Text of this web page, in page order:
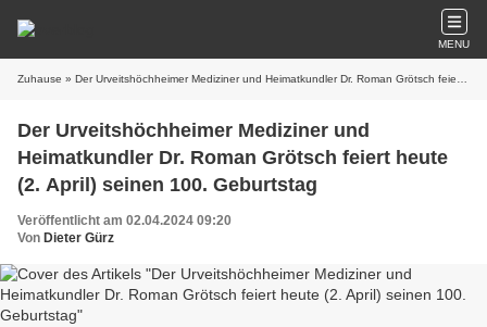
MENU
Zuhause » Der Urveitshöchheimer Mediziner und Heimatkundler Dr. Roman Grötsch feiert heute (2. April) seinen 100. Geburtstag
Der Urveitshöchheimer Mediziner und
Heimatkundler Dr. Roman Grötsch feiert heute
(2. April) seinen 100. Geburtstag
Veröffentlicht am 02.04.2024 09:20
Von Dieter Gürz